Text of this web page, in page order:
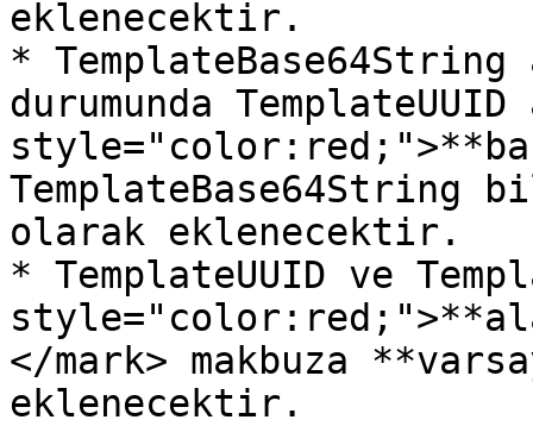
eklenecektir.
*
durumunda
TemplateBase64String
olarak eklenecektir.
* TemplateUUID ve
</mark> makbuza
eklenecektir.